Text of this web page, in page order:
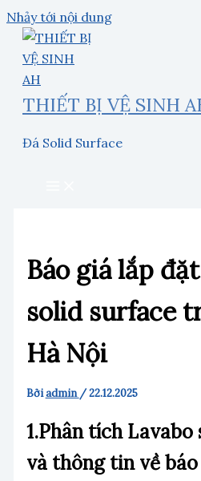
Nhảy tới nội dung
THIẾT BỊ VỆ SINH
Đá Solid Surface
Báo giá lắp
solid surface
Hà Nội
Bởiadmin /22.12.2025
1.Phân tíchLavabo
và thông tin về